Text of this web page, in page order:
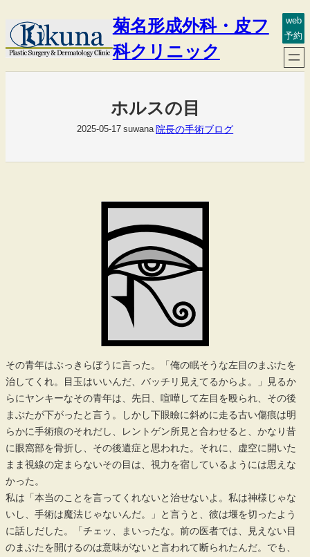
容
を
菊名形成外科・皮フ
科クリニック
web
予約
ホルスの目
2025-05-17 suwana 院長の手術ブログ
その青年はぶっきらぼうに言った。「俺の眠そうな左目のまぶたを
治してくれ。目玉はいいんだ、バッチリ見えてるからよ。」見るか
らにヤンキーなその青年は、先日、喧嘩して左目を殴られ、その後
まぶたが下がったと言う。しかし下眼瞼に斜めに走る古い傷痕は明
らかに手術痕のそれだし、レントゲン所見と合わせると、かなり昔
に眼窩部を骨折し、その後遺症と思われた。それに、虚空に開いた
まま視線の定まらないその目は、視力を宿しているようには思えな
かった。
私は「本当のことを言ってくれないと治せないよ。私は神様じゃな
いし、手術は魔法じゃないんだ。」と言うと、彼は堰を切ったよう
に話しだした。「チェッ、まいったな。前の医者では、見えない目
のまぶたを開けるのは意味がないと言われて断られたんだ。でも、